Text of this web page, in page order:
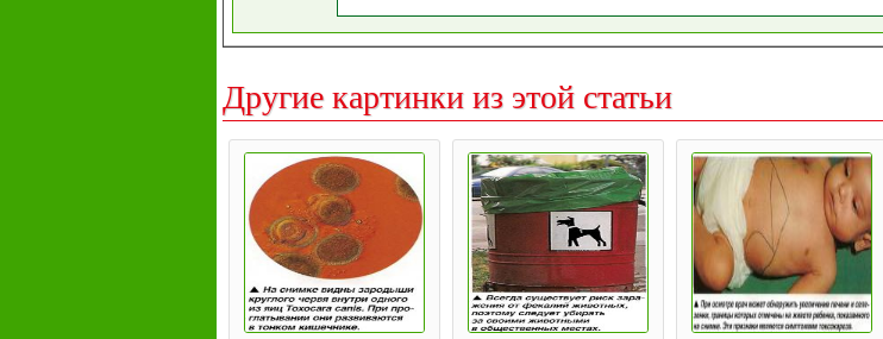
Другие картинки из этой статьи